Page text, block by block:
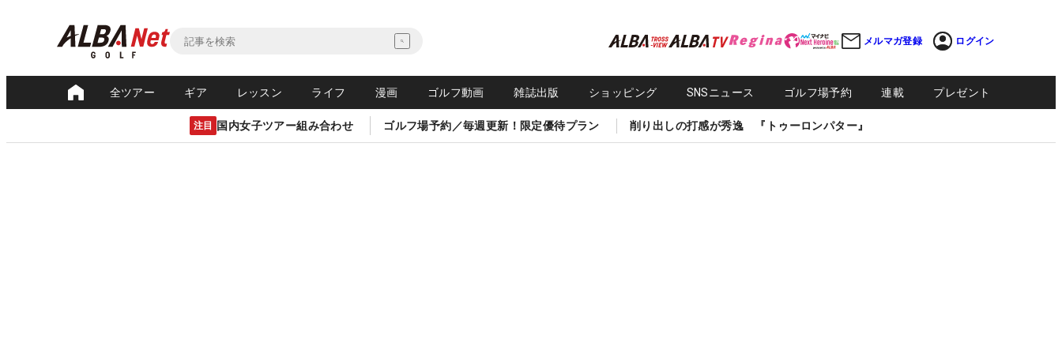
メルマガ登録 ログイン
全ツアー ギア レッスン ライフ 漫画 ゴルフ動画 雑誌出版 ショッピング SNSニュース ゴルフ場予約 連載 プレゼント
注目 国内女子ツアー組み合わせ ゴルフ場予約／毎週更新！限定優待プラン 削り出しの打感が秀逸 『トゥーロンパター』